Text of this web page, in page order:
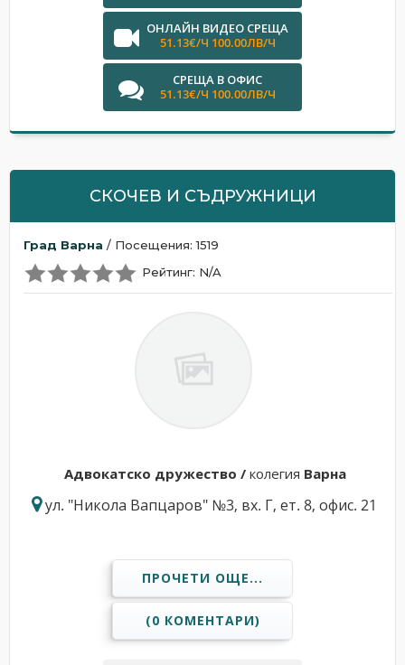
ОНЛАЙН ВИДЕО СРЕЩА
51.13€/Ч 100.00ЛВ/Ч
СРЕЩА В ОФИС
51.13€/Ч 100.00ЛВ/Ч
СКОЧЕВ И СЪДРУЖНИЦИ
Град Варна / Посещения: 1519
Рейтинг: N/A
Адвокатскo дружествo / колегия Варна
ул. "Никола Вапцаров" №3, вх. Г, ет. 8, офис. 21
ПРОЧЕТИ ОЩЕ...
(0 КОМЕНТАРИ)